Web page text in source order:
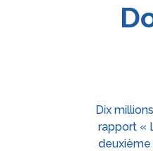
Dix
rapport «
deuxième